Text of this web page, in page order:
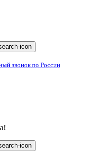
звонок по России